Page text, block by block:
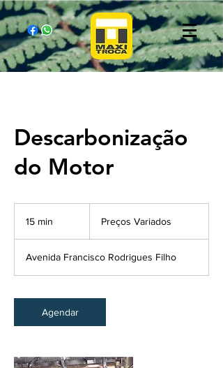
Descarbonização
do Motor
15 min
i
n
Preços Variados
Avenida Francisco Rodrigues Filho
Agendar